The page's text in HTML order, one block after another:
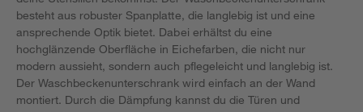
besteht aus robuster Spanplatte, die langlebig ist und eine
ansprechende Optik bietet. Dabei erhältst du eine
hochglänzende Oberfläche in Eichefarben, die nicht nur
modern aussieht, sondern auch pflegeleicht und langlebig ist.
Der Waschbeckenunterschrank wird einfach an der Wand
montiert. Durch die Dämpfung kannst du die Türen und